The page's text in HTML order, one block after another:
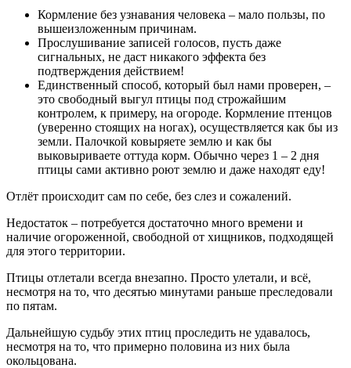
Кормление без узнавания человека – мало пользы, по
вышеизложенным причинам.
Прослушивание записей голосов, пусть даже
сигнальных, не даст никакого эффекта без
подтверждения действием!
Единственный способ, который был нами проверен, –
это свободный выгул птицы под строжайшим
контролем, к примеру, на огороде. Кормление птенцов
(уверенно стоящих на ногах), осуществляется как бы из
земли. Палочкой ковыряете землю и как бы
выковыриваете оттуда корм. Обычно через 1 – 2 дня
птицы сами активно роют землю и даже находят еду!
Отлёт происходит сам по себе, без слез и сожалений.
Недостаток – потребуется достаточно много времени и
наличие огороженной, свободной от хищников, подходящей
для этого территории.
Птицы отлетали всегда внезапно. Просто улетали, и всё,
несмотря на то, что десятью минутами раньше преследовали
по пятам.
Дальнейшую судьбу этих птиц проследить не удавалось,
несмотря на то, что примерно половина из них была
окольцована.